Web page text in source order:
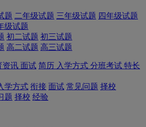
题 二年级试题 三年级试题 四年级试题
级试题
初二试题 初三试题
高二试题 高三试题
资讯 面试 简历 入学方式 分班考试 特长
学方式 衔接 面试 常见问题 择校
题 择校 经验